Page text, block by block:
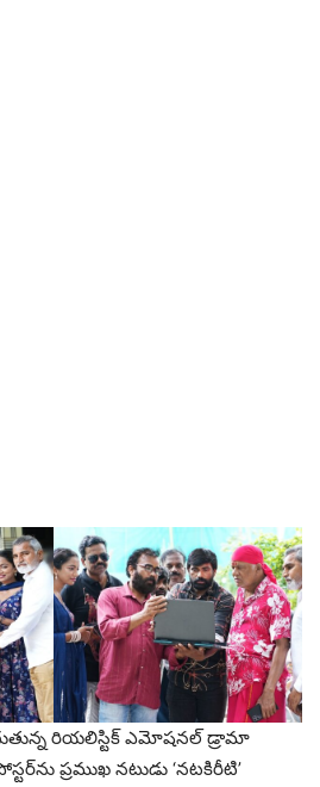
రియలిస్టిక్ ఎమోషనల్ డ్రామా
ప్రముఖ నటుడు ‘నటకిరీటి’